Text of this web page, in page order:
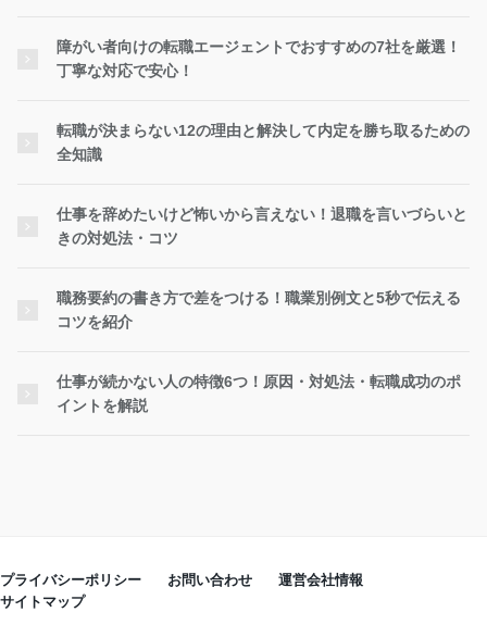
障がい者向けの転職エージェントでおすすめの7社を厳選！
丁寧な対応で安心！
転職が決まらない12の理由と解決して内定を勝ち取るための
全知識
仕事を辞めたいけど怖いから言えない！退職を言いづらいと
きの対処法・コツ
職務要約の書き方で差をつける！職業別例文と5秒で伝える
コツを紹介
仕事が続かない人の特徴6つ！原因・対処法・転職成功のポ
イントを解説
プライバシーポリシー お問い合わせ
運営会社情報
サイトマップ